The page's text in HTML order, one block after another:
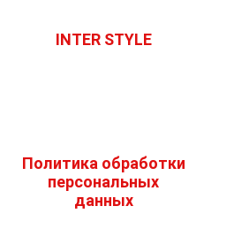
INTER STYLE
Политика обработки
персональных
данных